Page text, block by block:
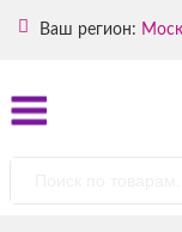
Ваш регион: